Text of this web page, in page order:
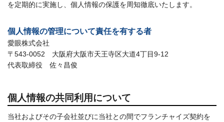
を定期的に実施し、個人情報の保護を周知徹底いたします。
個人情報の管理について責任を有する者
愛眼株式会社
〒543-0052 大阪府大阪市天王寺区大道4丁目9-12
代表取締役 佐々昌俊
個人情報の共同利用について
当社およびその子会社並びに当社との間でフランチャイズ契約を